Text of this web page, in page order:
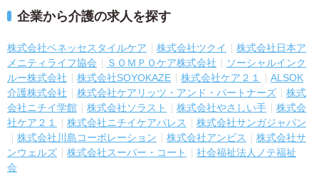
企業から介護の求人を探す
株式会社ベネッセスタイルケア 株式会社ツクイ
株式会社日本ア
メニティライフ協会
ＳＯＭＰＯケア株式会社
ソーシャルインク
ルー株式会社
株式会社SOYOKAZE 株式会社ケア２１
ALSOK
介護株式会社
株式会社ケアリッツ・アンド・パートナーズ
株式
会社ニチイ学館
株式会社ソラスト 株式会社やさしい手
株式会
社ケア２１
株式会社ニチイケアパレス
株式会社サンガジャパン
株式会社川島コーポレーション
株式会社アンビス
株式会社サ
ンウェルズ
株式会社スーパー・コート
社会福祉法人ノテ福祉
会